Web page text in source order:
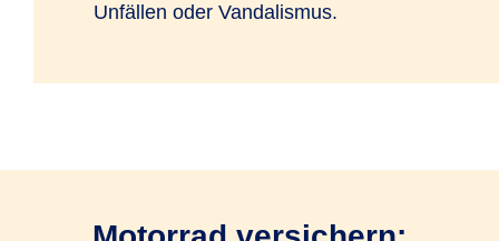
Unfällen oder Vandalismus.